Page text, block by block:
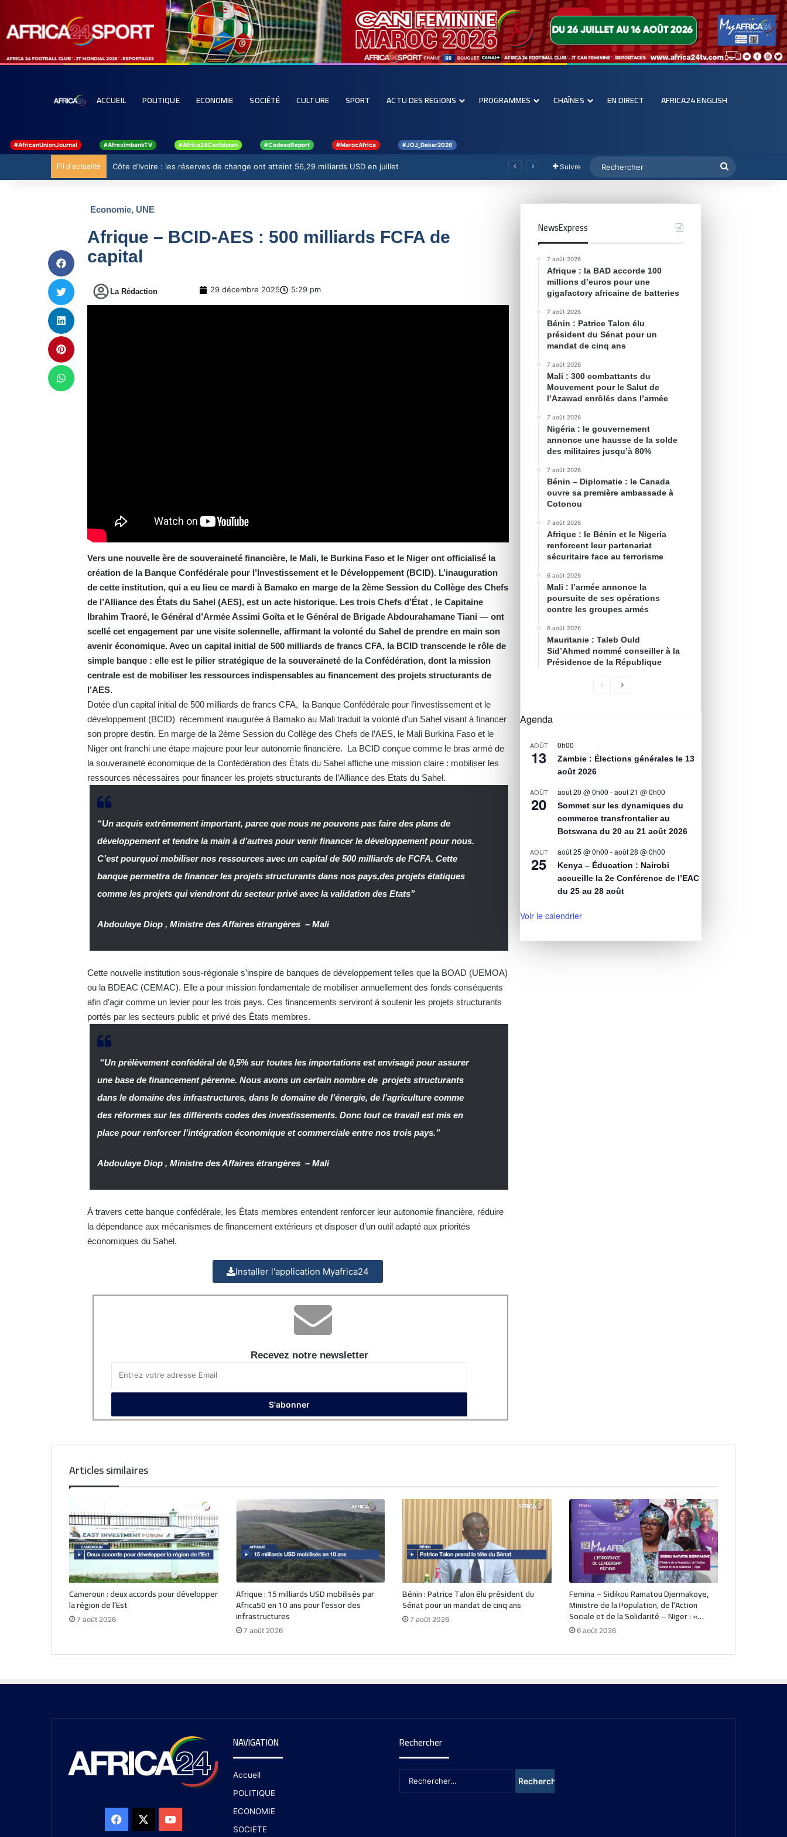
ACCUEIL POLITIQUE ECONOMIE SOCIÉTÉ CULTURE SPORT ACTU DES REGIONS PROGRAMMES CHAÎNES EN DIRECT AFRICA24 ENGLISH
#AfricanUnionJournal #AfreximbankTV #Africa24Caribbean #CedeaoReport #MarocAfrica #JOJ_Dakar2026
Fil d'actualité Côte d’Ivoire : les réserves de change ont atteint 56,29 milliards USD en juillet Suivre
Economie, UNE
Afrique – BCID-AES : 500 milliards FCFA de
capital
La Rédaction 29 décembre 2025 5:29 pm
Vers une nouvelle ère de souveraineté financière, le Mali, le Burkina Faso et le Niger ont officialisé la
création de la Banque Confédérale pour l’Investissement et le Développement (BCID). L’inauguration
de cette institution, qui a eu lieu ce mardi à Bamako en marge de la 2ème Session du Collège des Chefs
de l’Alliance des États du Sahel (AES), est un acte historique. Les trois Chefs d’État , le Capitaine
Ibrahim Traoré, le Général d’Armée Assimi Goïta et le Général de Brigade Abdourahamane Tiani — ont
scellé cet engagement par une visite solennelle, affirmant la volonté du Sahel de prendre en main son
avenir économique. Avec un capital initial de 500 milliards de francs CFA, la BCID transcende le rôle de
simple banque : elle est le pilier stratégique de la souveraineté de la Confédération, dont la mission
centrale est de mobiliser les ressources indispensables au financement des projets structurants de
l’AES.
Dotée d’un capital initial de 500 milliards de francs CFA, la Banque Confédérale pour l’investissement et le
développement (BCID) récemment inaugurée à Bamako au Mali traduit la volonté d’un Sahel visant à financer
son propre destin. En marge de la 2ème Session du Collège des Chefs de l’AES, le Mali Burkina Faso et le
Niger ont franchi une étape majeure pour leur autonomie financière. La BCID conçue comme le bras armé de
la souveraineté économique de la Confédération des États du Sahel affiche une mission claire : mobiliser les
ressources nécessaires pour financer les projets structurants de l’Alliance des Etats du Sahel.
“Un acquis extrêmement important, parce que nous ne pouvons pas faire des plans de
développement et tendre la main à d’autres pour venir financer le développement pour nous.
C’est pourquoi mobiliser nos ressources avec un capital de 500 milliards de FCFA. Cette
banque permettra de financer les projets structurants dans nos pays,des projets étatiques
comme les projets qui viendront du secteur privé avec la validation des Etats”
Abdoulaye Diop , Ministre des Affaires étrangères – Mali
Cette nouvelle institution sous-régionale s’inspire de banques de développement telles que la BOAD (UEMOA)
ou la BDEAC (CEMAC). Elle a pour mission fondamentale de mobiliser annuellement des fonds conséquents
afin d’agir comme un levier pour les trois pays. Ces financements serviront à soutenir les projets structurants
portés par les secteurs public et privé des États membres.
“Un prélèvement confédéral de 0,5% sur toutes les importations est envisagé pour assurer
une base de financement pérenne. Nous avons un certain nombre de projets structurants
dans le domaine des infrastructures, dans le domaine de l’énergie, de l’agriculture comme
des réformes sur les différents codes des investissements. Donc tout ce travail est mis en
place pour renforcer l’intégration économique et commerciale entre nos trois pays.”
Abdoulaye Diop , Ministre des Affaires étrangères – Mali
À travers cette banque confédérale, les États membres entendent renforcer leur autonomie financière, réduire
la dépendance aux mécanismes de financement extérieurs et disposer d’un outil adapté aux priorités
économiques du Sahel.
Installer l'application Myafrica24
Recevez notre newsletter
NewsExpress
7 août 2026
Afrique : la BAD accorde 100
millions d’euros pour une
gigafactory africaine de batteries
7 août 2026
Bénin : Patrice Talon élu
président du Sénat pour un
mandat de cinq ans
7 août 2026
Mali : 300 combattants du
Mouvement pour le Salut de
l’Azawad enrôlés dans l’armée
7 août 2026
Nigéria : le gouvernement
annonce une hausse de la solde
des militaires jusqu’à 80%
7 août 2026
Bénin – Diplomatie : le Canada
ouvre sa première ambassade à
Cotonou
7 août 2026
Afrique : le Bénin et le Nigeria
renforcent leur partenariat
sécuritaire face au terrorisme
6 août 2026
Mali : l’armée annonce la
poursuite de ses opérations
contre les groupes armés
6 août 2026
Mauritanie : Taleb Ould
Sid’Ahmed nommé conseiller à la
Présidence de la République
Agenda
AOÛT
13
0h00
Zambie : Élections générales le 13
août 2026
AOÛT
20
août 20 @ 0h00 -août 21 @ 0h00
Sommet sur les dynamiques du
commerce transfrontalier au
Botswana du 20 au 21 août 2026
AOÛT
25
août 25 @ 0h00 -août 28 @ 0h00
Kenya – Éducation : Nairobi
accueille la 2e Conférence de l’EAC
du 25 au 28 août
Voir le calendrier
Articles similaires
Cameroun : deux accords pour développer
la région de l’Est
7 août 2026
Afrique : 15 milliards USD mobilisés par
Africa50 en 10 ans pour l’essor des
infrastructures
7 août 2026
Bénin : Patrice Talon élu président du
Sénat pour un mandat de cinq ans
7 août 2026
Femina – Sidikou Ramatou Djermakoye,
Ministre de la Population, de l’Action
Sociale et de la Solidarité – Niger : «…
6 août 2026
NAVIGATION
Accueil
POLITIQUE
ECONOMIE
SOCIETE
Rechercher